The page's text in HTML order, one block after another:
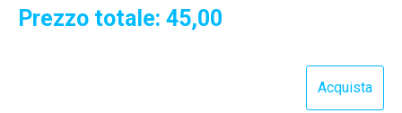
Prezzo totale: 45,00